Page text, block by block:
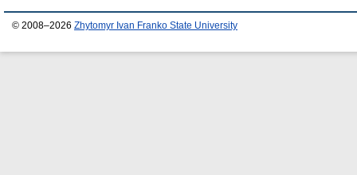
© 2008–2026 Zhytomyr Ivan Franko State University